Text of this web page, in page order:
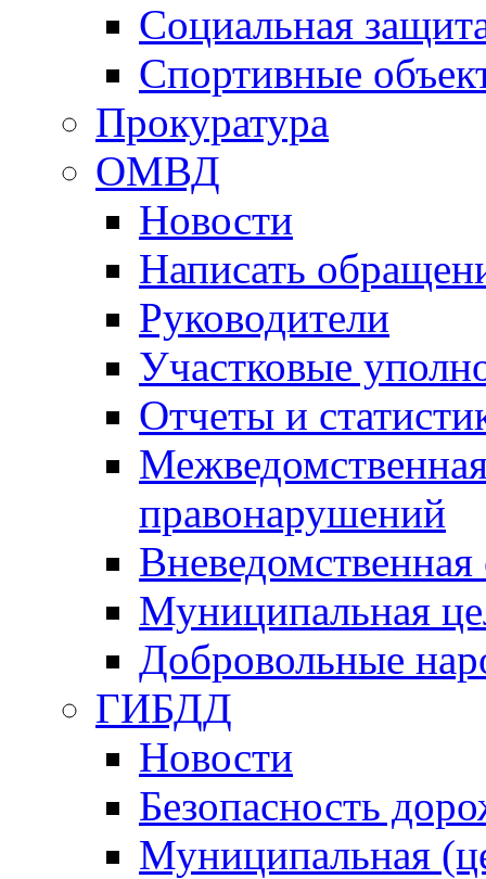
Социальная
Спортивные
Прокуратура
ОМВД
Новости
Написать
Руководители
Участковые
Отчеты и
правонарушений
Вневедомственная
Муниципальная
Добровольные
ГИБДД
Новости
Безопасность
Муниципальная